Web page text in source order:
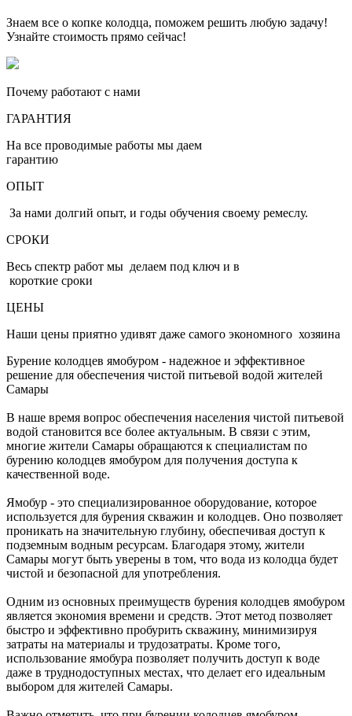
Знаем все о копке колодца, поможем решить любую задачу!
Узнайте стоимость прямо сейчас!
Почему работают с нами
ГАРАНТИЯ
На все проводимые работы мы даем
гарантию
ОПЫТ
За нами долгий опыт, и годы обучения своему ремеслу.
СРОКИ
Весь спектр работ мы делаем под ключ и в
короткие сроки
ЦЕНЫ
Наши цены приятно удивят даже самого экономного хозяина
Бурение колодцев ямобуром - надежное и эффективное
решение для обеспечения чистой питьевой водой жителей
Самары
В наше время вопрос обеспечения населения чистой питьевой
водой становится все более актуальным. В связи с этим,
многие жители Самары обращаются к специалистам по
бурению колодцев ямобуром для получения доступа к
качественной воде.
Ямобур - это специализированное оборудование, которое
используется для бурения скважин и колодцев. Оно позволяет
проникать на значительную глубину, обеспечивая доступ к
подземным водным ресурсам. Благодаря этому, жители
Самары могут быть уверены в том, что вода из колодца будет
чистой и безопасной для употребления.
Одним из основных преимуществ бурения колодцев ямобуром
является экономия времени и средств. Этот метод позволяет
быстро и эффективно пробурить скважину, минимизируя
затраты на материалы и трудозатраты. Кроме того,
использование ямобура позволяет получить доступ к воде
даже в труднодоступных местах, что делает его идеальным
выбором для жителей Самары.